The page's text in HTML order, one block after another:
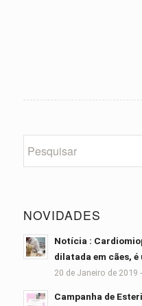
NOVIDADES
Notícia :
dilatada em cães, é
20 de Janeiro de 2019
Campanha de